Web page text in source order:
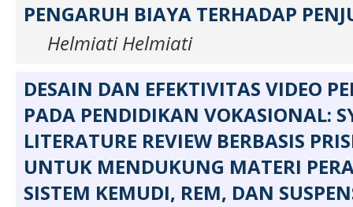
PENGARUH BIAYA TERHADAP
Helmiati Helmiati
DESAIN DAN EFEKTIVITAS VIDEO
PADA PENDIDIKAN VOKASIONAL:
LITERATURE REVIEW BERBASIS
UNTUK MENDUKUNG MATERI
SISTEM KEMUDI, REM, DAN